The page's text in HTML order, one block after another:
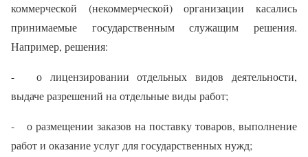
коммерческой (некоммерческой) организации касались
принимаемые государственным служащим решения.
Например, решения:
- о лицензировании отдельных видов деятельности,
выдаче разрешений на отдельные виды работ;
- о размещении заказов на поставку товаров, выполнение
работ и оказание услуг для государственных нужд;